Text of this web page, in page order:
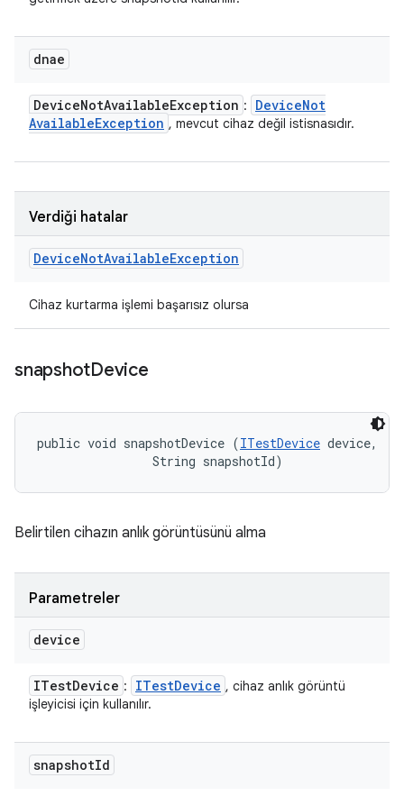
dnae
DeviceNotAvailableException : DeviceNot
AvailableException , mevcut cihaz değil istisnasıdır.
Verdiği hatalar
DeviceNotAvailableException
Cihaz kurtarma işlemi başarısız olursa
snapshotDevice
public void snapshotDevice (ITestDevice device,
                String snapshotId)
Belirtilen cihazın anlık görüntüsünü alma
Parametreler
device
ITestDevice : ITestDevice , cihaz anlık görüntü
işleyicisi için kullanılır.
snapshotId